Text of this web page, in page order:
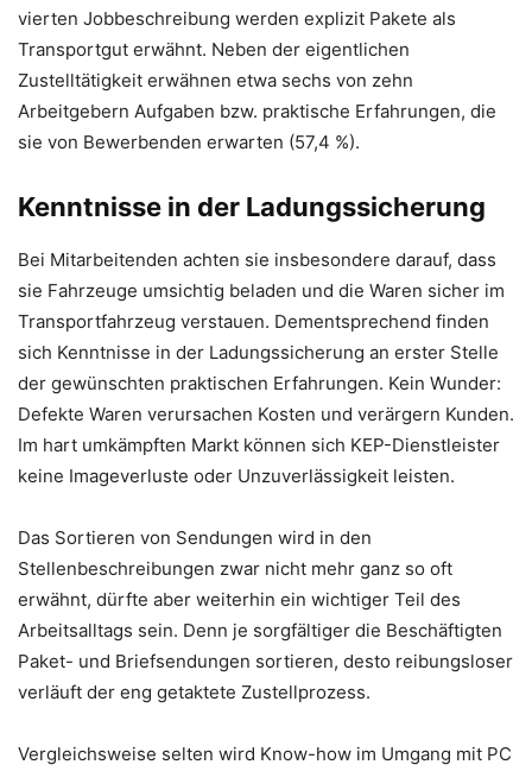
vierten Jobbeschreibung werden explizit Pakete als
Transportgut erwähnt. Neben der eigentlichen
Zustelltätigkeit erwähnen etwa sechs von zehn
Arbeitgebern Aufgaben bzw. praktische Erfahrungen, die
sie von Bewerbenden erwarten (57,4 %).
Kenntnisse in der Ladungssicherung
Bei Mitarbeitenden achten sie insbesondere darauf, dass
sie Fahrzeuge umsichtig beladen und die Waren sicher im
Transportfahrzeug verstauen. Dementsprechend finden
sich Kenntnisse in der Ladungssicherung an erster Stelle
der gewünschten praktischen Erfahrungen. Kein Wunder:
Defekte Waren verursachen Kosten und verärgern Kunden.
Im hart umkämpften Markt können sich KEP-Dienstleister
keine Imageverluste oder Unzuverlässigkeit leisten.
Das Sortieren von Sendungen wird in den
Stellenbeschreibungen zwar nicht mehr ganz so oft
erwähnt, dürfte aber weiterhin ein wichtiger Teil des
Arbeitsalltags sein. Denn je sorgfältiger die Beschäftigten
Paket- und Briefsendungen sortieren, desto reibungsloser
verläuft der eng getaktete Zustellprozess.
Vergleichsweise selten wird Know-how im Umgang mit PC